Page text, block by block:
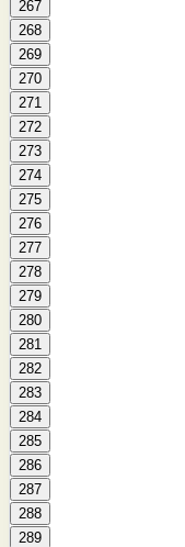
267
268
269
270
271
272
273
274
275
276
277
278
279
280
281
282
283
284
285
286
287
288
289